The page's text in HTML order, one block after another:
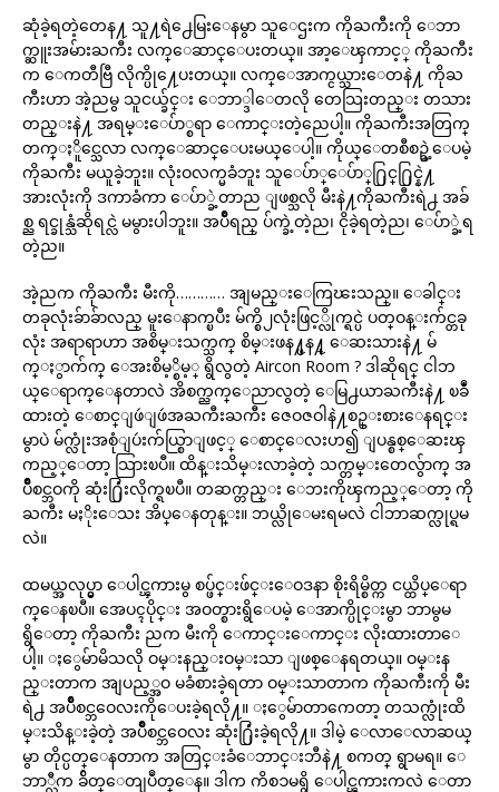
ဆုံခဲ့ရတဲ့တေန႔ သူ႔ရဲ႕ေမြးေနမွာ သူေဌးက ကိုႀကီးကို ေဘာ
က္ဆူးအမ်ားႀကီး လက္ေဆာင္ေပးတယ္။ အာ့ေၾကာင့္ ကိုႀကီး
က ေကတီဗြီ လိုက္ပို႔ေပးတယ္။ လက္ေအာက္ငယ္သားေတနဲ႔ ကိုႀ
ကီးဟာ အဲ့ညမွ သူငယ္ခ်င္း ေဘာ္ဒါေတလို တေသြးတည္း တသား
တည္းနဲ႔ အရမ္းေပ်ာ္စရာ ေကာင္းတဲ့ညေပါ့။ ကိုႀကီးအတြက္
တက္ႏိူင္သေလာ လက္ေဆာင္ေပးမယ္ေပါ့။ ကိုယ္ေတစီစဥ္ခဲ့ေပမဲ့
ကိုႀကီး မယူခဲ့ဘူး။ လုံးဝလက္မခံဘူး သူေပ်ာ္ေပ်ာ္႐ြင္႐ြင္နဲ႔
အားလုံးကို ဒကာခံကာ ေပ်ာ္ခဲ့တာည ျဖစ္သလို မီးနဲ႔ကိုႀကီးရဲ႕ အခ်
စ္ည ရင္ခုန္သံဆိုရင္လဲ မမွားပါဘူး။ အပ်ိဳရည္ ပ်က္ခဲ့တဲ့ည၊ ငိုခဲ့ရတဲ့ည၊ ေပ်ာ္ခဲ့ရ
တဲ့ည။
အဲ့ညက ကိုႀကီး မီးကို………… အျမည္းေကြၽးသည္။ ေခါင္း
တခုလုံးခ်ာခ်ာလည္ မူးေနာက္ၿပီး မ်က္စိ၂လုံးဖြင့္လိုက္ရင္ပဲ ပတ္ဝန္းက်င္တခု
လုံး အရာရာဟာ အစိမ္းသက္သက္ စိမ္းဖန႔္ဖန႔္ ေဆးသားနဲ႔ မ်
က္ႏွာက်က္ ေအးစိမ့္စိမ့္ ရွိလွတဲ့ Aircon Room ? ဒါဆိုရင္ ငါဘ
ယ္ေရာက္ေနတာလဲ အိစက္ညက္ေညာလွတဲ့ ေမြ႕ယာႀကီးနဲ႔ ၿခဳံ
ထားတဲ့ ေစာင္ျဖဴျဖဴအႀကီးႀကီး ဇေဝဇဝါနဲ႔စဥ္းစားေနရင္း
မွာပဲ မ်က္လုံးအစုံျပဴးက်ယ္စြာျဖင့္ ေစာင္ေလးဟ၍ ျပန္စစ္ေဆးၾ
ကည့္ေတာ့ သြားၿပီ။ ထိန္းသိမ္းလာခဲ့တဲ့ သက္တမ္းတေလွ်ာက္ အ
ပ်ိဳစင္ဘဝကို ဆုံး႐ြဴံးလိုက္ရၿပီ။ တဆက္တည္း ေဘးကိုၾကည့္ေတာ့ ကို
ႀကီး မႏိုးေသး အိပ္ေနတုန္း။ ဘယ္လိုေမးရမလဲ ငါဘာဆက္လုပ္ရမ
လဲ။
ထမယ္အလုပ္မွာ ေပါင္ၾကားမွ စပ္ဖ်င္းဖ်င္းေဝဒနာ စိုးရိမ္စိတ္က ငယ္ထိပ္ေရာ
က္ေနၿပီ။ အေပၚပိုင္း အဝတ္စားရွိေပမဲ့ ေအာက္ပိုင္းမွာ ဘာမွမ
ရွိေတာ့ ကိုႀကီး ညက မီးကို ေကာင္းေကာင္း လိုးထားတာေ
ပါ့။ ႏွေမ်ာမိသလို ဝမ္းနည္းဝမ္းသာ ျဖစ္ေနရတယ္။ ဝမ္းန
ည္းတာက အျပည့္အဝ မခံစားခဲ့ရတာ ဝမ္းသာတာက ကိုႀကီးကို မီး
ရဲ႕ အပ်ိဳစင္ဘဝေလးကိုေပးခဲ့ရလို႔။ ႏွေမ်ာတာကေတာ့ တသက္လုံးထိ
မ္းသိန္းခဲ့တဲ့ အပ်ိဳစင္ဘဝေလး ဆုံး႐ြဴံးခဲ့ရလို႔။ ဒါမဲ့ ေလာေလာဆယ္
မွာ တိုင္ပတ္ေနတာက အတြင္းခံေဘာင္းဘီနဲ႔ စကတ္ ရွာမရ။ ေ
ဘာ္လီက ခ်ိတ္ေတျပဳတ္ေန။ ဒါက ကိစၥမရွိ ေပါင္ၾကားကလဲ ေတာ